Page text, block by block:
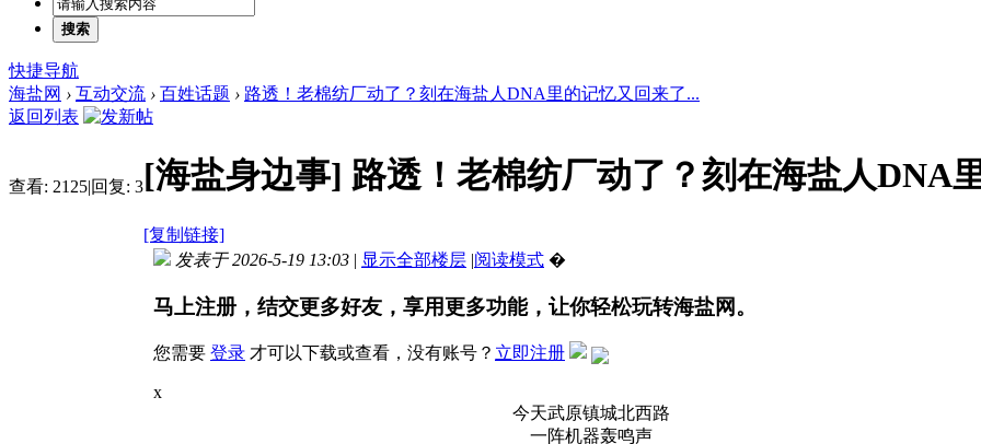
搜索
快捷导航
海盐网 › 互动交流 › 百姓话题 › 路透！老棉纺厂动了？刻在海盐人DNA里的记忆又回来了...
返回列表
查看: 2125|回复: 3[海盐身边事] 路透！老棉纺厂动了？刻在海盐人DNA
[复制链接]
发表于 2026-5-19 13:03 | 显示全部楼层 |阅读模式 �
马上注册，结交更多好友，享用更多功能，让你轻松玩转海盐网。
您需要 登录 才可以下载或查看，没有账号？ 立即注册
x
今天武原镇城北西路
一阵机器轰鸣声